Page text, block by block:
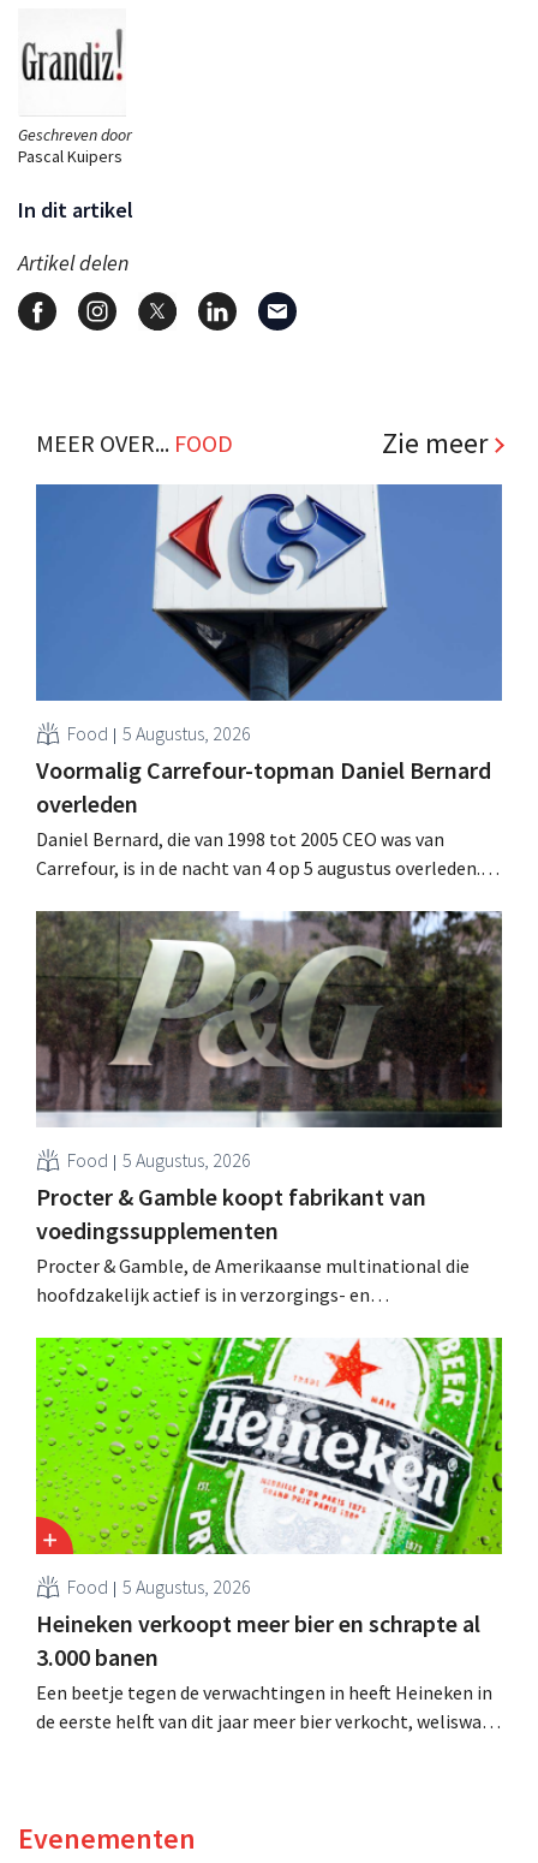
Geschreven door
Pascal Kuipers
In dit artikel
Artikel delen
MEER OVER... FOOD Zie meer
Food 5 Augustus, 2026
Voormalig Carrefour-topman Daniel Bernard
overleden
Daniel Bernard, die van 1998 tot 2005 CEO was van
Carrefour, is in de nacht van 4 op 5 augustus overleden.
retailer, realiseerde de fusie met Promodès en nam
toenmalig Belgisch marktleider GB over.
Food 5 Augustus, 2026
Procter & Gamble koopt fabrikant van
voedingssupplementen
Procter & Gamble, de Amerikaanse multinational die
hoofdzakelijk actief is in verzorgings- en
overname van Thorne, een producent van
voedingssupplementen.
Food 5 Augustus, 2026
Heineken verkoopt meer bier en schrapte al
3.000 banen
Een beetje tegen de verwachtingen in heeft Heineken in
de eerste helft van dit jaar meer bier verkocht, weliswaar
Evenementen